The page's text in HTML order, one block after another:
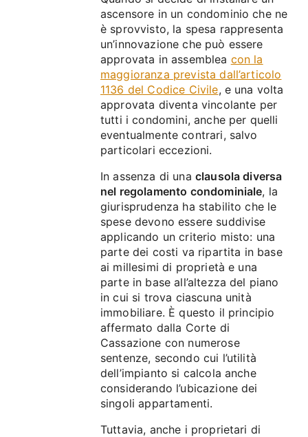
ascensore in un condominio che ne
è sprovvisto, la spesa rappresenta
un’innovazione che può essere
approvata in assemblea con la
maggioranza prevista dall’articolo
1136 del Codice Civile, e una volta
approvata diventa vincolante per
tutti i condomini, anche per quelli
eventualmente contrari, salvo
particolari eccezioni.
In assenza di una clausola diversa
nel regolamento condominiale, la
giurisprudenza ha stabilito che le
spese devono essere suddivise
applicando un criterio misto: una
parte dei costi va ripartita in base
ai millesimi di proprietà e una
parte in base all’altezza del piano
in cui si trova ciascuna unità
immobiliare. È questo il principio
affermato dalla Corte di
Cassazione con numerose
sentenze, secondo cui l’utilità
dell’impianto si calcola anche
considerando l’ubicazione dei
singoli appartamenti.
Tuttavia, anche i proprietari di